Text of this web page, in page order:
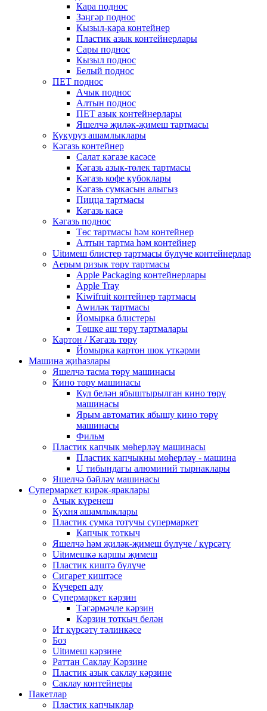
Кара поднос
Зәңгәр поднос
Кызыл-кара контейнер
Пластик азык контейнерлары
Сары поднос
Кызыл поднос
Белый поднос
ПЕТ поднос
Ачык поднос
Алтын поднос
ПЕТ азык контейнерлары
Яшелчә җиләк-җимеш тартмасы
Кукуруз ашамлыклары
Кәгазь контейнер
Салат кәгазе касәсе
Кәгазь азык-төлек тартмасы
Кәгазь кофе кубоклары
Кәгазь сумкасын алыгыз
Пицца тартмасы
Кәгазь касә
Кәгазь поднос
Төс тартмасы һәм контейнер
Алтын тартма һәм контейнер
Uitимеш блистер тартмасы бүлүче контейнерлар
Аерым ризык төрү тартмасы
Apple Packaging контейнерлары
Apple Tray
Kiwifruit контейнер тартмасы
Awиләк тартмасы
Йомырка блистеры
Төшке аш төрү тартмалары
Картон / Кәгазь төрү
Йомырка картон шок үткәрми
Машина җиһазлары
Яшелчә тасма төрү машинасы
Кино төрү машинасы
Кул белән ябыштырылган кино төрү
машинасы
Ярым автоматик ябышу кино төрү
машинасы
Фильм
Пластик капчык мөһерләү машинасы
Пластик капчыкны мөһерләү - машина
U тибындагы алюминий тырнаклары
Яшелчә бәйләү машинасы
Супермаркет кирәк-яраклары
Ачык күренеш
Кухня ашамлыклары
Пластик сумка тотучы супермаркет
Капчык тоткыч
Яшелчә һәм җиләк-җимеш бүлүче / күрсәтү
Uitимешкә каршы җимеш
Пластик киштә бүлүче
Сигарет киштәсе
Күчереп алу
Супермаркет кәрзин
Тәгәрмәчле кәрзин
Кәрзин тоткыч белән
Ит күрсәтү тәлинкәсе
Боз
Uitимеш кәрзине
Раттан Саклау Кәрзине
Пластик азык саклау кәрзине
Саклау контейнеры
Пакетлар
Пластик капчыклар